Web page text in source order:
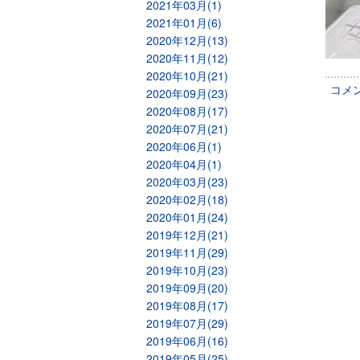
2021年03月(1)
2021年01月(6)
2020年12月(13)
2020年11月(12)
2020年10月(21)
2020年09月(23)
2020年08月(17)
2020年07月(21)
2020年06月(1)
2020年04月(1)
2020年03月(23)
2020年02月(18)
2020年01月(24)
2019年12月(21)
2019年11月(29)
2019年10月(23)
2019年09月(20)
2019年08月(17)
2019年07月(29)
2019年06月(16)
コメ